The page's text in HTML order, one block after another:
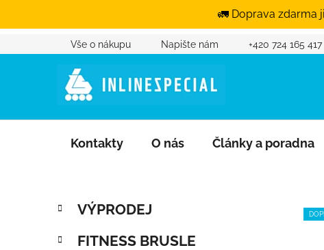
🚛 Doprava zdarma
Přejít na obsahVše o nákupu Napište nám +420 724 165 417
Kontakty O nás Články a poradna
Postranní panel
Přeskočit kategorie
Kategorie
VÝPRODEJ
FITNESS BRUSLE